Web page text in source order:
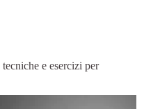
e esercizi per